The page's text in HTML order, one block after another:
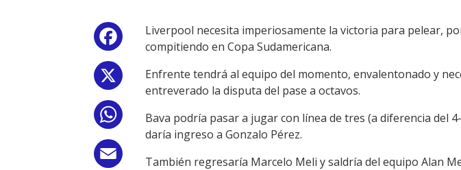
Facebook
WhatsApp
Email
Liverpool necesita imperiosamente la victoria para pelear,
compitiendo en Copa Sudamericana.
Enfrente tendrá al equipo del momento, envalentonado y
entreverado la disputa del pase a octavos.
Bava podría pasar a jugar con línea de tres (a diferencia
daría ingreso a Gonzalo Pérez.
También regresaría Marcelo Meli y saldría del equipo Alan